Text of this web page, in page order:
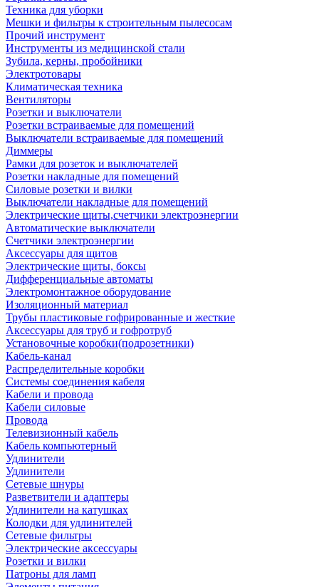
Техника для уборки
Мешки и фильтры к строительным пылесосам
Прочий инструмент
Инструменты из медицинской стали
Зубила, керны, пробойники
Электротовары
Климатическая техника
Вентиляторы
Розетки и выключатели
Розетки встраиваемые для помещений
Выключатели встраиваемые для помещений
Диммеры
Рамки для розеток и выключателей
Розетки накладные для помещений
Силовые розетки и вилки
Выключатели накладные для помещений
Электрические щиты,счетчики электроэнергии
Автоматические выключатели
Счетчики электроэнергии
Аксессуары для щитов
Электрические щиты, боксы
Дифференциальные автоматы
Электромонтажное оборудование
Изоляционный материал
Трубы пластиковые гофрированные и жесткие
Аксессуары для труб и гофротруб
Установочные коробки(подрозетники)
Кабель-канал
Распределительные коробки
Системы соединения кабеля
Кабели и провода
Кабели силовые
Провода
Телевизионный кабель
Кабель компьютерный
Удлинители
Удлинители
Сетевые шнуры
Разветвители и адаптеры
Удлинители на катушках
Колодки для удлинителей
Сетевые фильтры
Электрические аксессуары
Розетки и вилки
Патроны для ламп